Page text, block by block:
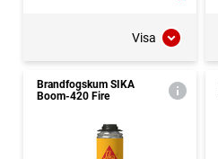
Visa
Brandfogskum SIKA
Boom-420 Fire